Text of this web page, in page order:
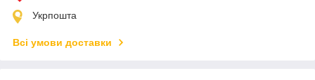
Укрпошта
Всі умови доставки